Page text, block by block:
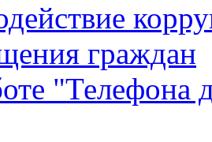
граждан
"Телефона